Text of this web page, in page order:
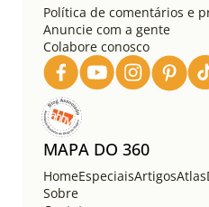
Política de comentários e
Anuncie com a gente
Colabore conosco
MAPA DO 360
HomeEspeciaisArtigosAtlas
Sobre